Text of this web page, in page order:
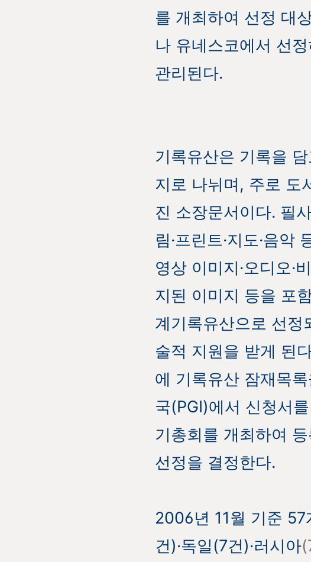
를 개최하여 선정 대
나 유네스코에서 선
관리된다.
기록유산은 기록을
지로 나뉘며, 주로 도
진 소장문서이다. 필
림·프린트·지도·음
영상 이미지·오디오·
지된 이미지 등을 포
계기록유산으로 선정
술적 지원을 받게 된
에 기록유산 잠재목
국(PGI)에서 신청서
기총회를 개최하여
선정을 결정한다.
2006년 11월 기준
건)·독일(7건)·러시아